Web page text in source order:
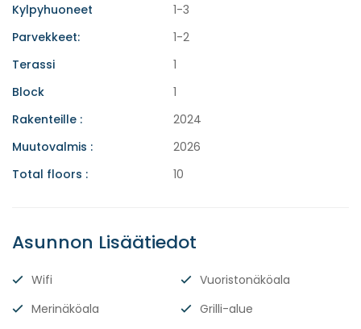
Kylpyhuoneet
1-3
Parvekkeet:
1-2
Terassi
1
Block
1
Rakenteille :
2024
Muutovalmis :
2026
Total floors :
10
Asunnon Lisäätiedot
Wifi
Vuoristonäköala
Merinäköala
Grilli-alue